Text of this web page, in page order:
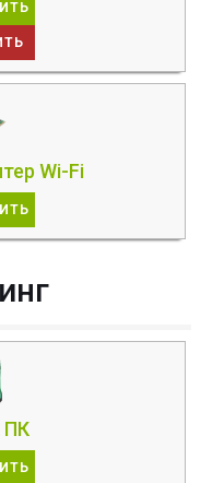
Wi-Fi
ПК